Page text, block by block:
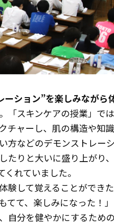
ション”を楽しみながら
「スキンケアの授業」で
ャーし、肌の構造や知識
方などのデモンストレー
たりと大いに盛り上がり
れていました。
験して覚えることができ
て、楽しみになった！」
自分を健やかにするため